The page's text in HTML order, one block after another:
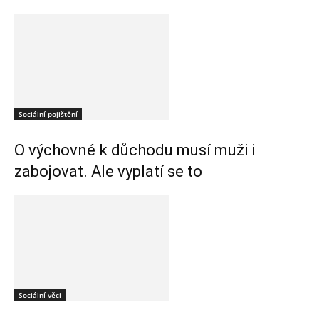
Sociální pojištění
O výchovné k důchodu musí muži i
zabojovat. Ale vyplatí se to
Sociální věci